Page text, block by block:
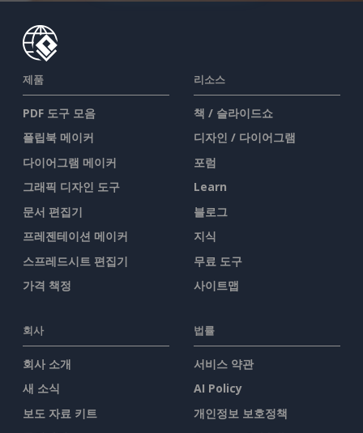
제품
PDF 도구 모음
플립북 메이커
다이어그램 메이커
그래픽 디자인 도구
문서 편집기
프레젠테이션 메이커
스프레드시트 편집기
가격 책정
리소스
책 / 슬라이드쇼
디자인 / 다이어그램
포럼
Learn
블로그
지식
무료 도구
사이트맵
회사
회사 소개
새 소식
보도 자료 키트
법률
서비스 약관
AI Policy
개인정보 보호정책